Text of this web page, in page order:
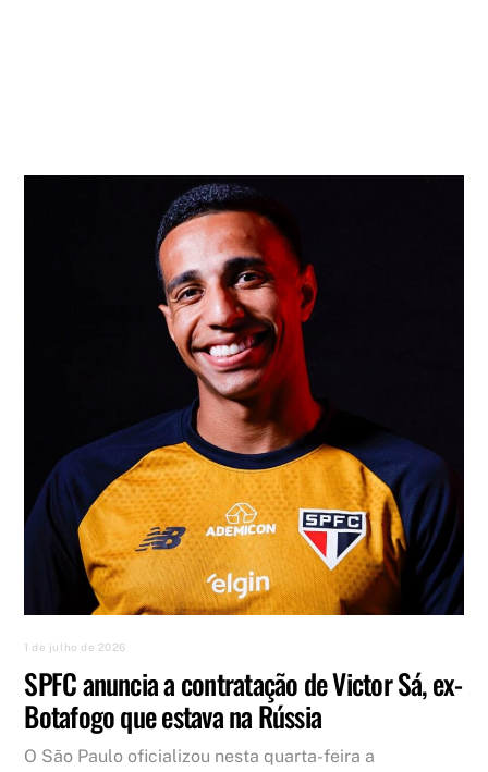
1 de julho de 2026
SPFC anuncia a contratação de Victor Sá, ex-
Botafogo que estava na Rússia
O São Paulo oficializou nesta quarta-feira a